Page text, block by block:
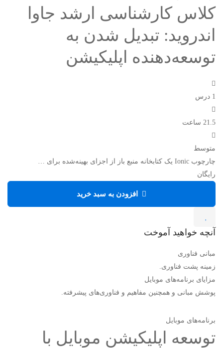
کلاس کارشناسی ارشد جاوا
اندروید: تبدیل شدن به
توسعه‌دهنده اپلیکیشن
1 درس‌
21.5 ساعت
متوسط
چارچوب Ionic یک کتابخانه منبع باز از اجزای بهینه‌شده برای …
رایگان
افزودن به سبد خرید
آنچه خواهید آموخت
مبانی فناوری
زمینه پشت فناوری.
مزایای برنامه‌های موبایل
پوشش مبانی و همچنین مفاهیم و فناوری‌های پیشرفته.
برنامه‌های موبایل
توسعه اپلیکیشن موبایل با